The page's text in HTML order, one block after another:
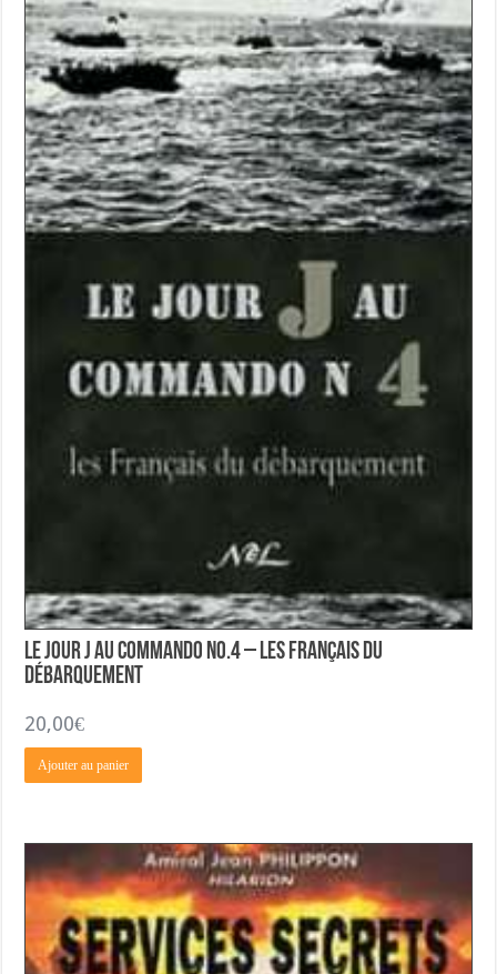
Le Jour J au Commando No.4 – Les Français du
Débarquement
20,00€
Ajouter au panier